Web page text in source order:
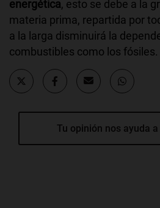
energética, esto se debe a la
materia prima, repartida por
a la larga disminuirá la
combustibles como los fósiles.
Tu opinión nos ayuda